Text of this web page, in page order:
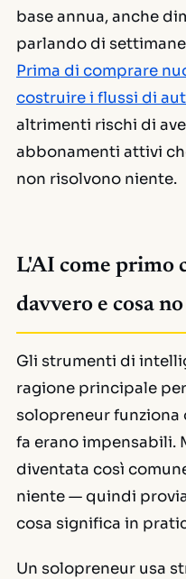
base annua, anche
parlando di
Prima di comprare
costruire i flussi di
altrimenti rischi di
abbonamenti attivi
non risolvono niente.
L'AI come primo
davvero e cosa no
Gli strumenti di
ragione principale
solopreneur funziona
fa erano impensabili.
diventata così
niente — quindi
cosa significa in
Un solopreneur usa